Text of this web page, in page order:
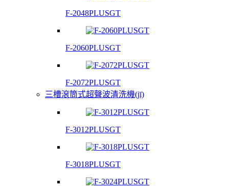
F-2048PLUSGT
F-2060PLUSGT
F-2072PLUSGT
三槽滾筒式超聲波清洗機(jī)
F-3012PLUSGT
F-3018PLUSGT